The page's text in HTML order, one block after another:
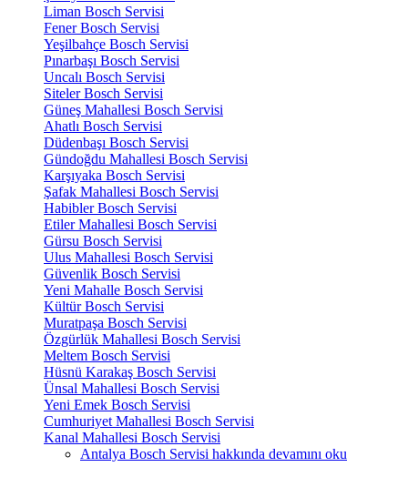
Liman Bosch Servisi
Fener Bosch Servisi
Yeşilbahçe Bosch Servisi
Pınarbaşı Bosch Servisi
Uncalı Bosch Servisi
Siteler Bosch Servisi
Güneş Mahallesi Bosch Servisi
Ahatlı Bosch Servisi
Düdenbaşı Bosch Servisi
Gündoğdu Mahallesi Bosch Servisi
Karşıyaka Bosch Servisi
Şafak Mahallesi Bosch Servisi
Habibler Bosch Servisi
Etiler Mahallesi Bosch Servisi
Gürsu Bosch Servisi
Ulus Mahallesi Bosch Servisi
Güvenlik Bosch Servisi
Yeni Mahalle Bosch Servisi
Kültür Bosch Servisi
Muratpaşa Bosch Servisi
Özgürlük Mahallesi Bosch Servisi
Meltem Bosch Servisi
Hüsnü Karakaş Bosch Servisi
Ünsal Mahallesi Bosch Servisi
Yeni Emek Bosch Servisi
Cumhuriyet Mahallesi Bosch Servisi
Kanal Mahallesi Bosch Servisi
Antalya Bosch Servisi hakkında devamını oku